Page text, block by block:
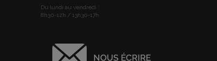
Du lundi au vendredi :
8h30-12h / 13h30-17h